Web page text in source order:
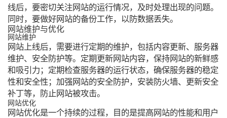
线后，要密切关注网站的运行情况，及时处理出现的问题。
同时，要做好网站的备份工作，以防数据丢失。
网站维护与优化
网站维护
网站上线后，需要进行定期的维护，包括内容更新、服务器
维护、安全防护等。定期更新网站内容，保持网站的新鲜感
和吸引力；定期检查服务器的运行状态，确保服务器的稳定
性和安全性；加强网站的安全防护，安装防火墙、更新安全
补丁等，防止网站被攻击。
网站优化
网站优化是一个持续的过程，目的是提高网站的性能和用户